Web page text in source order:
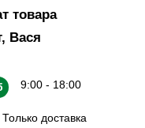
товара
Вася
9:00 - 18:00
Только доставка